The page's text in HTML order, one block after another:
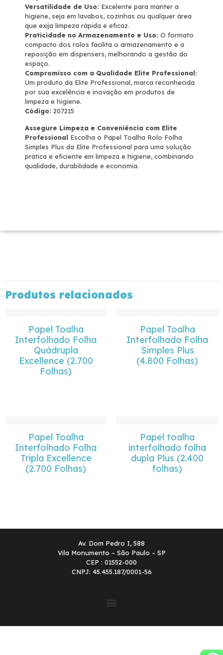
Versatilidade de Uso: Excelente para manter a
higiene, seja em lavabos, cozinhas ou qualquer área
que exija limpeza rápida e eficaz.
Praticidade no Armazenamento e Uso: O formato
compacto dos rolos facilita o armazenamento e a
reposição em dispensers, melhorando a gestão do
espaço.
Compromisso com a Qualidade Elite Professional:
Um produto da Elite Professional, marca reconhecida
por sua excelência e inovação em produtos de
limpeza e higiene.
Código: 207215
Assegure Limpeza e Conveniência com Elite
Professional Escolha o Papel Toalha Rolo Folha
Simples Plus da Elite Professional para uma solução
prática e eficiente em limpeza e higiene, combinando
qualidade, durabilidade e economia.
Produtos relacionados
Papel Toalha
Interfolhado Folha
Quádrupla
Excellence (2.700
Folhas)
Papel Toalha
Interfolhado Folha
Simples Plus
(4.800 Folhas)
Papel Toalha
Interfolhado Folha
Tripla Excellence
(2.700 Folhas)
Papel toalha
interfolhado folha
dupla Plus (2.400
folhas)
Av. Dom Pedro I, 588
Vila Monumento – São Paulo – SP
CEP : 01552-000
CNPJ: 45.455.187/0001-56